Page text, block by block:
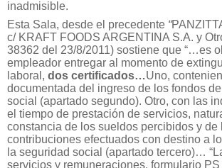
inadmisible.
Esta Sala, desde el precedente “
c/ KRAFT FOODS ARGENTINA S.A. y
38362 del 23/8/2011) sostiene que “…es
empleador entregar al momento de
laboral, dos certificados…Uno,
documentada del ingreso de los fondos
social (apartado segundo). Otro, con las
el tiempo de prestación de servicios,
constancia de los sueldos percibidos y de
contribuciones efectuados con destino a
la seguridad social (apartado tercero)…
servicios y remuneraciones, formulario